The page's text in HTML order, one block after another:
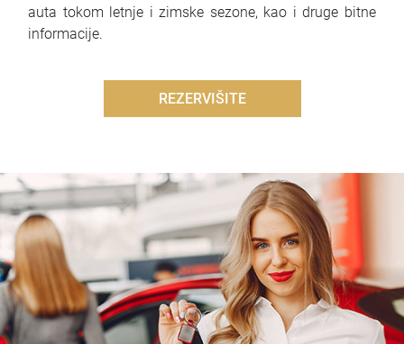
auta tokom letnje i zimske sezone, kao i druge bitne
informacije.
REZERVIŠITE